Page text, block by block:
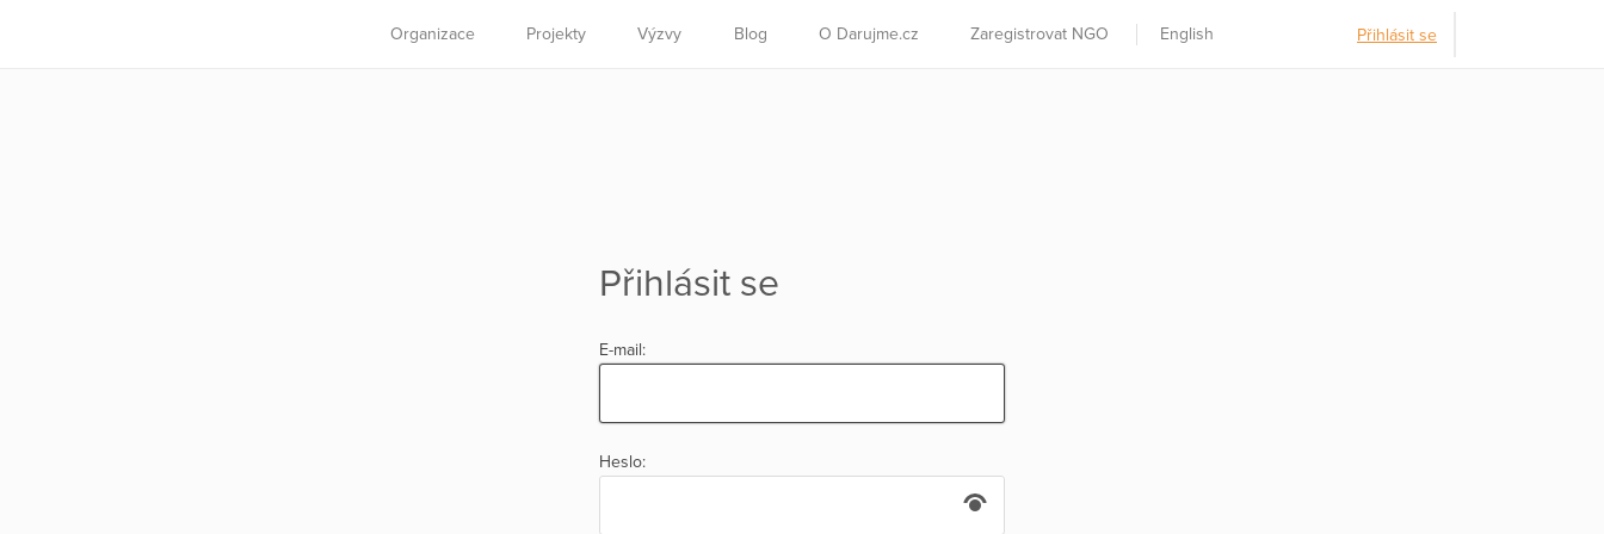
Organizace Projekty Výzvy Blog O Darujme.cz Zaregistrovat NGO English Přihlásit se
Přihlásit se
E-mail:
Heslo: